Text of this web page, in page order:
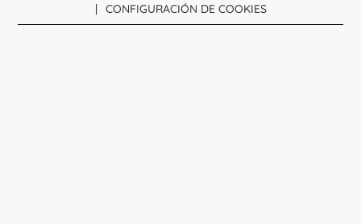
CONFIGURACIÓN DE COOKIES